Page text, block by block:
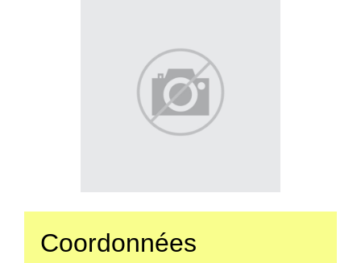
Coordonnées